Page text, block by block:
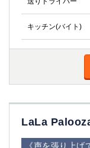
キッチン(バイト)
LaLa
《声を張り上